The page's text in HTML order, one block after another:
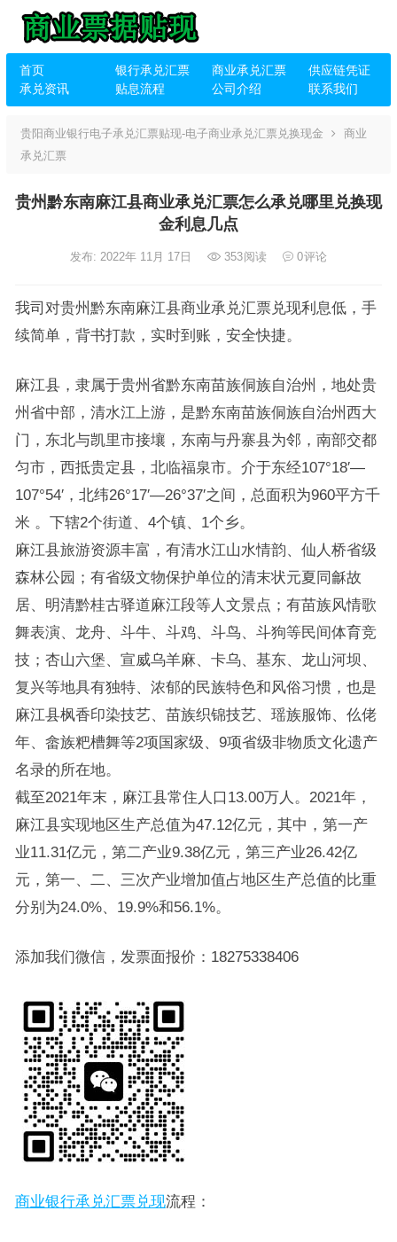
首页 银行承兑汇票 商业承兑汇票
供应链凭证
承兑资讯
贴息流程 公司介绍 联系我们
贵阳商业银行电子承兑汇票贴现-电子商业承兑汇票兑换现金
商业
承兑汇票
贵州黔东南麻江县商业承兑汇票怎么承兑哪里兑换现
金利息几点
发布: 2022年 11月 17日 353阅读 0评论
我司对贵州黔东南麻江县商业承兑汇票兑现利息低，手
续简单，背书打款，实时到账，安全快捷。
麻江县，隶属于贵州省黔东南苗族侗族自治州，地处贵
州省中部，清水江上游，是黔东南苗族侗族自治州西大
门，东北与凯里市接壤，东南与丹寨县为邻，南部交都
匀市，西抵贵定县，北临福泉市。介于东经107°18′—
107°54′，北纬26°17′—26°37′之间，总面积为960平方千
米 。下辖2个街道、4个镇、1个乡。
麻江县旅游资源丰富，有清水江山水情韵、仙人桥省级
森林公园；有省级文物保护单位的清末状元夏同龢故
居、明清黔桂古驿道麻江段等人文景点；有苗族风情歌
舞表演、龙舟、斗牛、斗鸡、斗鸟、斗狗等民间体育竞
技；杏山六堡、宣威乌羊麻、卡乌、基东、龙山河坝、
复兴等地具有独特、浓郁的民族特色和风俗习惯，也是
麻江县枫香印染技艺、苗族织锦技艺、瑶族服饰、仫佬
年、畲族粑槽舞等2项国家级、9项省级非物质文化遗产
名录的所在地。
截至2021年末，麻江县常住人口13.00万人。2021年，
麻江县实现地区生产总值为47.12亿元，其中，第一产
业11.31亿元，第二产业9.38亿元，第三产业26.42亿
元，第一、二、三次产业增加值占地区生产总值的比重
分别为24.0%、19.9%和56.1%。
添加我们微信，发票面报价：18275338406
商业银行承兑汇票兑现流程：